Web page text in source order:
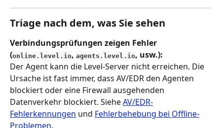
Triage nach dem, was Sie sehen
Verbindungsprüfungen zeigen Fehler
(online.level.io, agents.level.io, usw.):
Der Agent kann die Level-Server nicht erreichen. Die
Ursache ist fast immer, dass AV/EDR den Agenten
blockiert oder eine Firewall ausgehenden
Datenverkehr blockiert. Siehe AV/EDR-
Fehlerkennungen und Fehlerbehebung bei Offline-
Problemen.